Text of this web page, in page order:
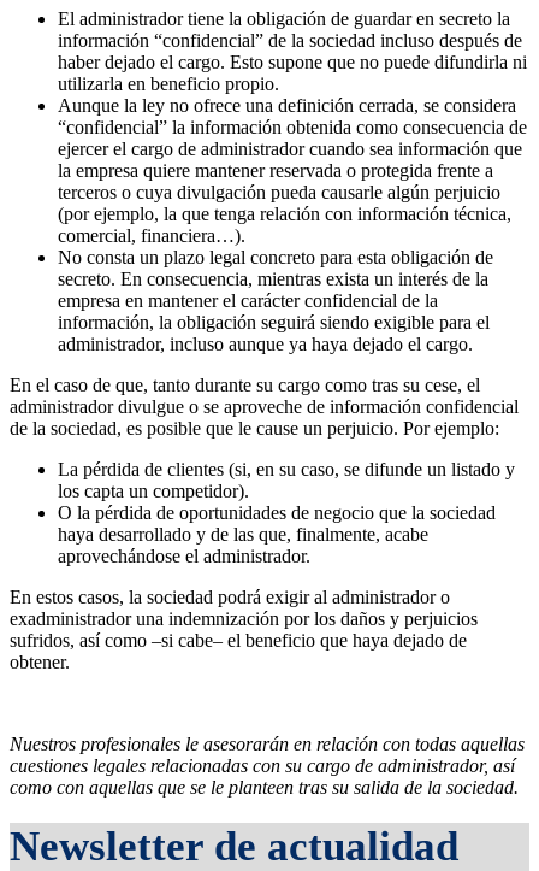
El administrador tiene la obligación de guardar en secreto la
información “confidencial” de la sociedad incluso después de
haber dejado el cargo. Esto supone que no puede difundirla ni
utilizarla en beneficio propio.
Aunque la ley no ofrece una definición cerrada, se considera
“confidencial” la información obtenida como consecuencia de
ejercer el cargo de administrador cuando sea información que
la empresa quiere mantener reservada o protegida frente a
terceros o cuya divulgación pueda causarle algún perjuicio
(por ejemplo, la que tenga relación con información técnica,
comercial, financiera…).
No consta un plazo legal concreto para esta obligación de
secreto. En consecuencia, mientras exista un interés de la
empresa en mantener el carácter confidencial de la
información, la obligación seguirá siendo exigible para el
administrador, incluso aunque ya haya dejado el cargo.
En el caso de que, tanto durante su cargo como tras su cese, el
administrador divulgue o se aproveche de información confidencial
de la sociedad, es posible que le cause un perjuicio. Por ejemplo:
La pérdida de clientes (si, en su caso, se difunde un listado y
los capta un competidor).
O la pérdida de oportunidades de negocio que la sociedad
haya desarrollado y de las que, finalmente, acabe
aprovechándose el administrador.
En estos casos, la sociedad podrá exigir al administrador o
exadministrador una indemnización por los daños y perjuicios
sufridos, así como –si cabe– el beneficio que haya dejado de
obtener.
Nuestros profesionales le asesorarán en relación con todas aquellas
cuestiones legales relacionadas con su cargo de administrador, así
como con aquellas que se le planteen tras su salida de la sociedad.
Newsletter de actualidad